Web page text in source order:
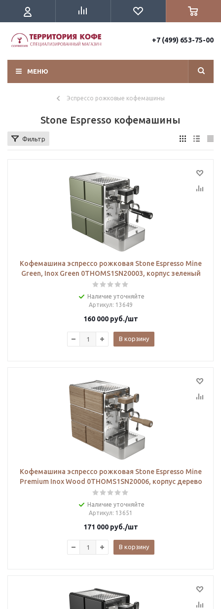
+7 (499) 653-75-00
МЕНЮ
Эспрессо рожковые кофемашины
Stone Espresso кофемашины
Фильтр
Кофемашина эспрессо рожковая Stone Espresso Mine
Green, Inox Green 0THOMS1SN20003, корпус зеленый
Наличие уточняйте
Артикул: 13649
160 000 руб./шт
В корзину
Кофемашина эспрессо рожковая Stone Espresso Mine
Premium Inox Wood 0THOMS1SN20006, корпус дерево
Наличие уточняйте
Артикул: 13651
171 000 руб./шт
В корзину